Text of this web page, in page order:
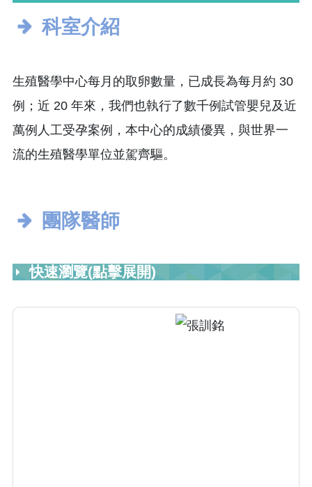
科室介紹
生殖醫學中心每月的取卵數量，已成長為每月約 30
例；近 20 年來，我們也執行了數千例試管嬰兒及近
萬例人工受孕案例，本中心的成績優異，與世界一
流的生殖醫學單位並駕齊驅。
團隊醫師
快速瀏覽(點擊展開)